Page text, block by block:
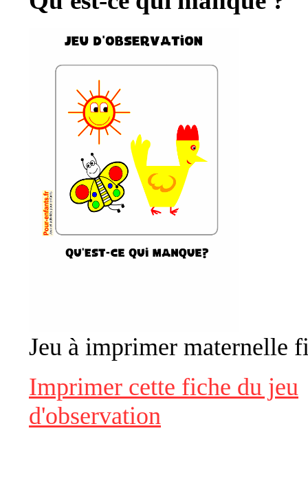
Jeu à imprimer maternelle
Imprimer cette fiche du jeu
d'observation